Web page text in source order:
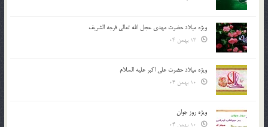
ویژه میلاد حضرت مهدی عجل الله تعالی فرجه الشريف
ویژه میلاد حضرت علی اکبر علیه السلام
ویژه روز جوان